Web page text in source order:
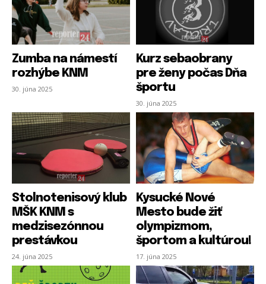
PRIHLÁSIŤ SA ZAREGISTROVAŤ SA
PRIHLÁSIŤ SA ZAREGISTROVAŤ SA
Zumba na námestí
rozhýbe KNM
30. júna 2025
Kurz sebaobrany
pre ženy počas Dňa
športu
30. júna 2025
Stolnotenisový klub
MŠK KNM s
medzisezónnou
prestávkou
24. júna 2025
Kysucké Nové
Mesto bude žiť
olympizmom,
športom a kultúrou!
17. júna 2025